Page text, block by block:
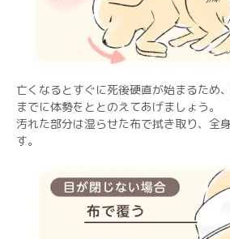
亡くなるとすぐに死後硬直が始まるため
までに体勢をととのえてあげましょう。
汚れた部分は湿らせた布で拭き取り、全
す。